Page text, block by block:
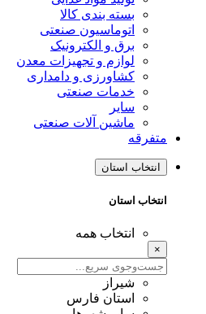
بسته بندی کالا
اتوماسیون صنعتی
برق و الکترونیک
لوازم و تجهیزات معدن
کشاورزی و دامداری
خدمات صنعتی
سایر
ماشین آلات صنعتی
متفرقه
انتخاب استان
انتخاب استان
انتخاب همه
×
شیراز
استان فارس